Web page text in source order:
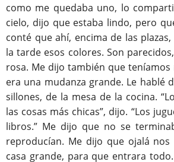
como me quedaba uno, lo
cielo, dijo que estaba lindo, pero
conté que ahí, encima de las
la tarde esos colores. Son
rosa. Me dijo también que teníamos
era una mudanza grande. Le hablé
sillones, de la mesa de la cocina.
las cosas más chicas”, dijo. “Los
libros.” Me dijo que no se
reproducían. Me dijo que ojalá
casa grande, para que entrara